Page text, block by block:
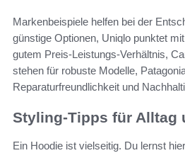
Markenbeispiele helfen bei der
günstige Optionen, Uniqlo punktet
gutem Preis-Leistungs-Verhältnis,
stehen für robuste Modelle,
Reparaturfreundlichkeit und
Styling-Tipps für Alltag
Ein Hoodie ist vielseitig. Du lernst